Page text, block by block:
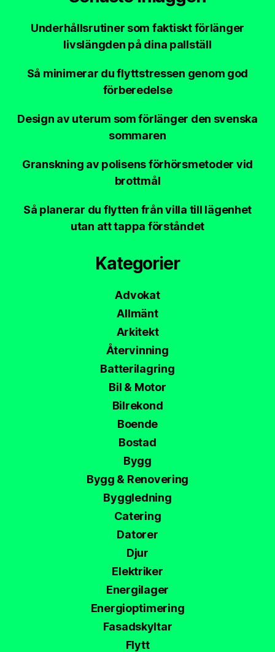
Underhållsrutiner som faktiskt förlänger
livslängden på dina pallställ
Så minimerar du flyttstressen genom god
förberedelse
Design av uterum som förlänger den svenska
sommaren
Granskning av polisens förhörsmetoder vid
brottmål
Så planerar du flytten från villa till lägenhet
utan att tappa förståndet
Kategorier
Advokat
Allmänt
Arkitekt
Återvinning
Batterilagring
Bil & Motor
Bilrekond
Boende
Bostad
Bygg
Bygg & Renovering
Byggledning
Catering
Datorer
Djur
Elektriker
Energilager
Energioptimering
Fasadskyltar
Flytt